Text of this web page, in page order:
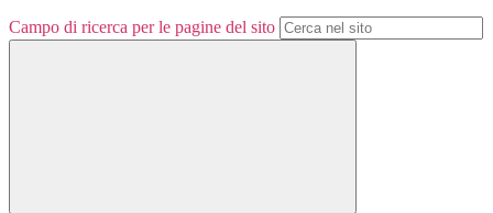
Campo di ricerca per le pagine del sito